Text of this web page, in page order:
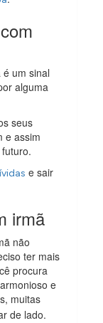
um sinal
alguma
seus
e assim
e sair
irmã
não
ter mais
procura
e
muitas
de lado.